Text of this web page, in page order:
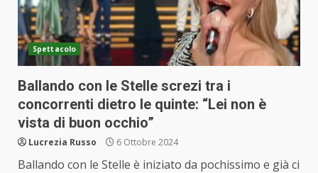
Spettacolo
Ballando con le Stelle screzi tra i
concorrenti dietro le quinte: “Lei non è
vista di buon occhio”
Lucrezia Russo 6 Ottobre 2024
Ballando con le Stelle è iniziato da pochissimo e già ci